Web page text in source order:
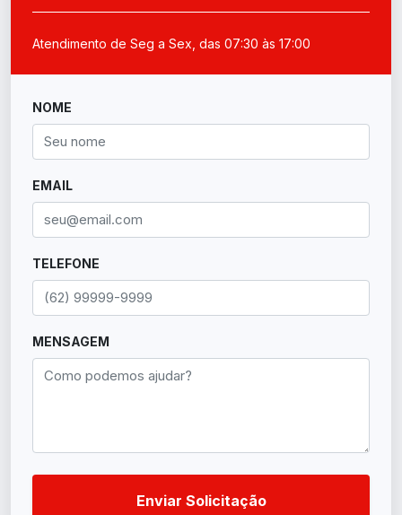
Atendimento de Seg a Sex, das 07:30 às 17:00
NOME
EMAIL
TELEFONE
MENSAGEM
Enviar Solicitação